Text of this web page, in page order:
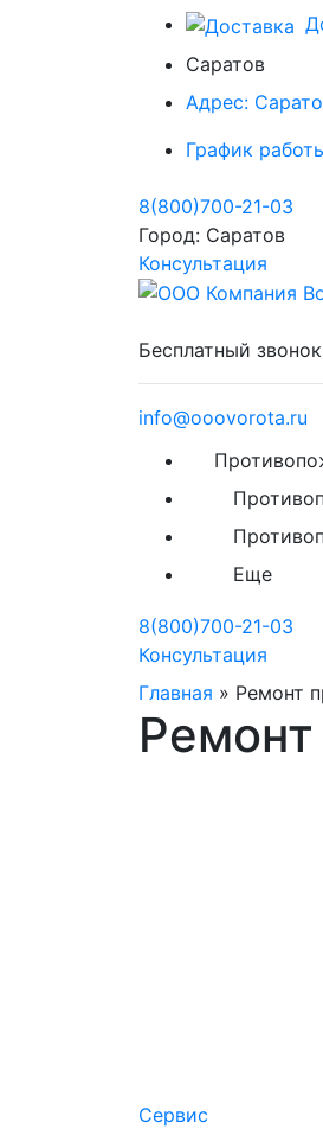
Саратов
Адрес:
График
8(800)700-21-03
Город: Саратов
Консультация
Бесплатный
info@ooovorota.ru
Еще
8(800)700-21-03
Консультация
Главная » Ремонт
Сервис